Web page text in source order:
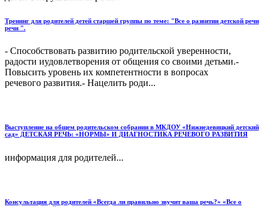
Тренинг для родителей детей старшей группы по теме: "Все о развитии детской речи
речи ".
- Способствовать развитию родительской уверенности,
радости иудовлетворения от общения со своими детьми.-
Повысить уровень их компетентности в вопросах
речевого развития.- Нацелить роди...
Выступление на общем родительском собрании в МКДОУ «Нижнедевицкий детский
сад» ДЕТСКАЯ РЕЧЬ: «НОРМЫ» И ДИАГНОСТИКА РЕЧЕВОГО РАЗВИТИЯ
информация для родителей...
Консультация для родителей «Всегда ли правильно звучит ваша речь?» «Все о